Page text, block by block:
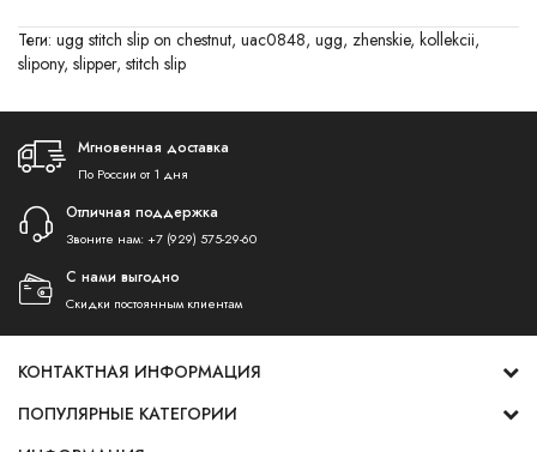
Теги: ugg stitch slip on chestnut, uac0848, ugg, zhenskie, kollekcii,
slipony, slipper, stitch slip
Мгновенная доставка
По России от 1 дня
Отличная поддержка
Звоните нам: +7 (929) 575-29-60
С нами выгодно
Скидки постоянным клиентам
КОНТАКТНАЯ ИНФОРМАЦИЯ
ПОПУЛЯРНЫЕ КАТЕГОРИИ